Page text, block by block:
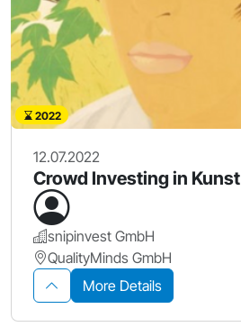
2022
12.07.2022
Crowd Investing in Kunst
snipinvest GmbH
QualityMinds GmbH
More Details